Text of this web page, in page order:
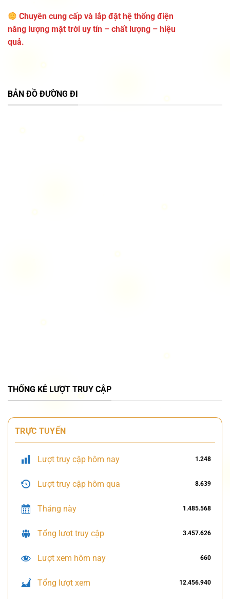
Chuyên cung cấp và lắp đặt hệ thống điện
năng lượng mặt trời uy tín – chất lượng – hiệu
quả.
BẢN ĐỒ ĐƯỜNG ĐI
THỐNG KÊ LƯỢT TRUY CẬP
TRỰC TUYẾN
Lượt truy cập hôm nay 1.248
Lượt truy cập hôm qua 8.639
Tháng này 1.485.568
Tổng lượt truy cập 3.457.626
Lượt xem hôm nay 660
Tổng lượt xem 12.456.940